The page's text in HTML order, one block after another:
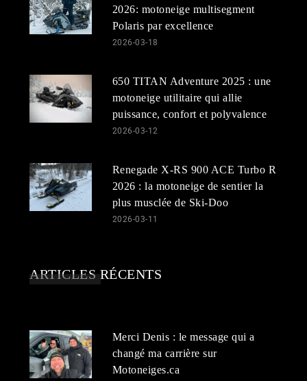
2026: motoneige multisegment
Polaris par excellence
2026-03-18
650 TITAN Adventure 2025 : une
motoneige utilitaire qui allie
puissance, confort et polyvalence
2026-03-12
Renegade X-RS 900 ACE Turbo R
2026 : la motoneige de sentier la
plus musclée de Ski-Doo
2026-03-11
ARTICLES RÉCENTS
Merci Denis : le message qui a
changé ma carrière sur
Motoneiges.ca